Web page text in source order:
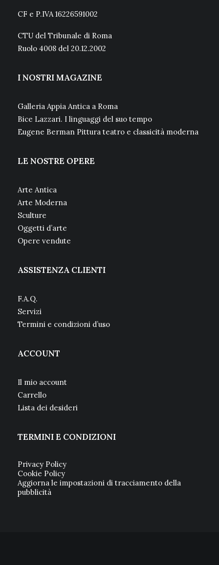
CF e P.IVA 16226591002
CTU del Tribunale di Roma
Ruolo 4008 del 20.12.2002
I NOSTRI MAGAZINE
Galleria Appia Antica a Roma
Bice Lazzari. I linguaggi del suo tempo
Eugene Berman Pittura teatro e classicità moderna
LE NOSTRE OPERE
Arte Antica
Arte Moderna
Sculture
Oggetti d’arte
Opere vendute
ASSISTENZA CLIENTI
F.A.Q.
Servizi
Termini e condizioni d’uso
ACCOUNT
Il mio account
Carrello
Lista dei desideri
TERMINI E CONDIZIONI
Privacy Policy
Cookie Policy
Aggiorna le impostazioni di tracciamento della
pubblicità